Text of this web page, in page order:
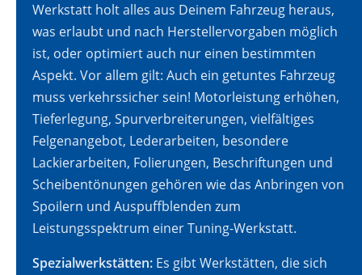
Werkstatt holt alles aus Deinem Fahrzeug heraus,
was erlaubt und nach Herstellervorgaben möglich
ist, oder optimiert auch nur einen bestimmten
Aspekt. Vor allem gilt: Auch ein getuntes Fahrzeug
muss verkehrssicher sein! Motorleistung erhöhen,
Tieferlegung, Spurverbreiterungen, vielfältiges
Felgenangebot, Lederarbeiten, besondere
Lackierarbeiten, Folierungen, Beschriftungen und
Scheibentönungen gehören wie das Anbringen von
Spoilern und Auspuffblenden zum
Leistungsspektrum einer Tuning-Werkstatt.
Spezialwerkstätten: Es gibt Werkstätten, die sich